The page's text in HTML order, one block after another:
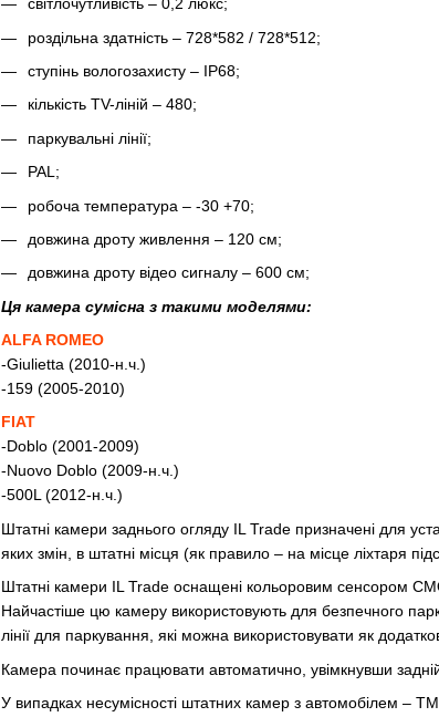
роздільна здатність – 728*582 / 728*512;
ступінь вологозахисту – IP68;
кількість TV-ліній – 480;
паркувальні лінії;
PAL;
робоча температура – -30 +70;
довжина дроту живлення – 120 см;
довжина дроту відео сигналу – 600 см;
Ця камера сумісна з такими моделями:
ALFA ROMEO
-Giulietta (2010-н.ч.)
-159 (2005-2010)
FIAT
-Doblo (2001-2009)
-Nuovo Doblo (2009-н.ч.)
-500L (2012-н.ч.)
Штатні камери заднього огляду IL Trade призначені для
яких змін, в штатні місця (як правило – на місце ліхтаря
Штатні камери IL Trade оснащені кольоровим сенсором
Найчастіше цю камеру використовують для безпечного
лінії для паркування, які можна використовувати як
Камера починає працювати автоматично, увімкнувши задній
У випадках несумісності штатних камер з автомобілем –